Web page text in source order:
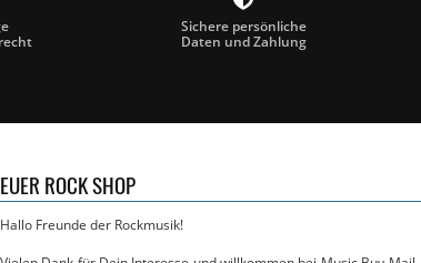
Sichere persönliche
Daten und Zahlung
EUER ROCK SHOP
Hallo Freunde der Rockmusik!